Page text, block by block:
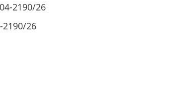
2190/26
26